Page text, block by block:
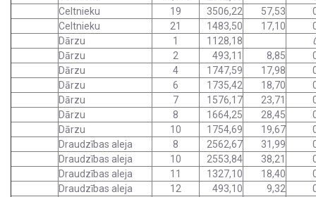
Celtnieku
19 3506,22 57,53
Celtnieku
21 1483,50 17,10
Dārzu
1 1128,18
Dārzu
2 493,11 8,85
Dārzu
4 1747,59 17,98
Dārzu
6 1735,42 18,70
Dārzu
7 1576,17 23,71
Dārzu
8 1664,25 28,45
Dārzu
10 1754,69 19,67
Draudzības aleja
8 2562,67 31,99
Draudzības aleja
10 2553,84 38,21
Draudzības aleja
11 1327,10 18,40
Draudzības aleja
12 493,10 9,32